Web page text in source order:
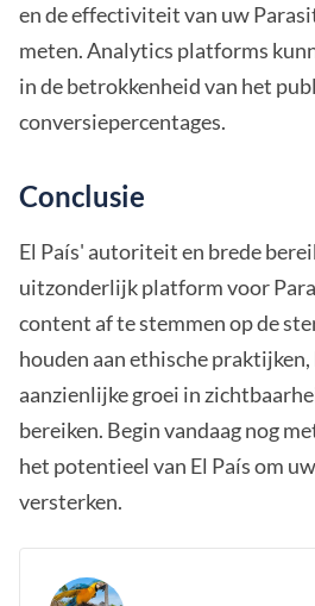
en de effectiviteit van uw
meten. Analytics platforms
in de betrokkenheid van het
conversiepercentages.
Conclusie
El País' autoriteit en brede
uitzonderlijk platform voor
content af te stemmen op de
houden aan ethische praktijken,
aanzienlijke groei in
bereiken. Begin vandaag nog
het potentieel van El País om
versterken.